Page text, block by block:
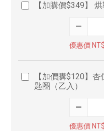
【加購價$349】
優惠價
【加價購$120】
匙圈（乙入）
優惠價